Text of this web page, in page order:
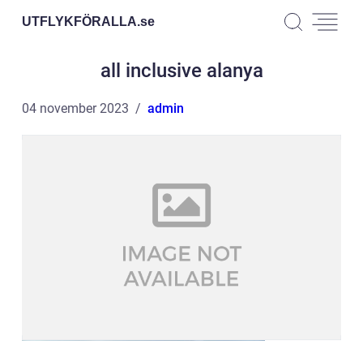
UTFLYKFÖRALLA.se
all inclusive alanya
04 november 2023 admin